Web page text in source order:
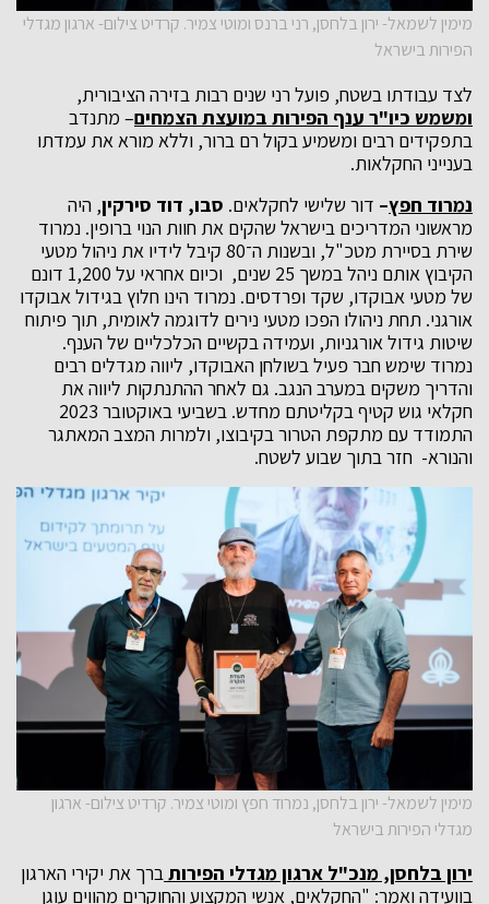
מימין לשמאל- ירון בלחסן, רני ברנס ומוטי צמיר. קרדיט צילום- ארגון מגדלי
הפירות בישראל
לצד עבודתו בשטח, פועל רני שנים רבות בזירה הציבורית,
ומשמש כיו"ר ענף הפירות במועצת הצמחים– מתנדב
בתפקידים רבים ומשמיע בקול רם ברור, וללא מורא את עמדתו
בענייני החקלאות.
נמרוד חפץ– דור שלישי לחקלאים. סבו, דוד סירקין, היה
מראשוני המדריכים בישראל שהקים את חוות הנוי ברופין. נמרוד
שירת בסיירת מטכ"ל, ובשנות ה־80 קיבל לידיו את ניהול מטעי
הקיבוץ אותם ניהל במשך 25 שנים, וכיום אחראי על 1,200 דונם
של מטעי אבוקדו, שקד ופרדסים. נמרוד הינו חלוץ בגידול אבוקדו
אורגני. תחת ניהולו הפכו מטעי נירים לדוגמה לאומית, תוך פיתוח
שיטות גידול אורגניות, ועמידה בקשיים הכלכליים של הענף.
נמרוד שימש חבר פעיל בשולחן האבוקדו, ליווה מגדלים רבים
והדריך משקים במערב הנגב. גם לאחר ההתנתקות ליווה את
חקלאי גוש קטיף בקליטתם מחדש. בשביעי באוקטובר 2023
התמודד עם מתקפת הטרור בקיבוצו, ולמרות המצב המאתגר
והנורא- חזר בתוך שבוע לשטח.
מימין לשמאל- ירון בלחסן, נמרוד חפץ ומוטי צמיר. קרדיט צילום- ארגון
מגדלי הפירות בישראל
ירון בלחסן, מנכ"ל ארגון מגדלי הפירותברך את יקירי הארגון
בוועידה ואמר: "החקלאים, אנשי המקצוע והחוקרים מהווים עוגן